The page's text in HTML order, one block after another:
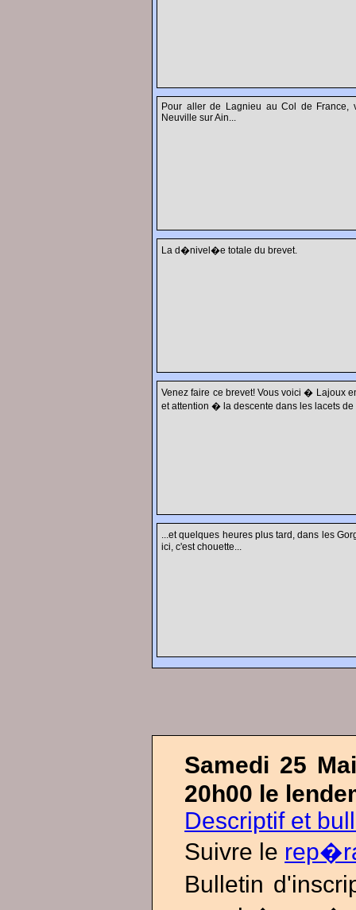
Pour aller de Lagnieu au Col de France,
Neuville sur Ain...
La d�nivel�e totale du brevet.
Venez faire ce brevet! Vous voici � Lajoux
et attention � la descente dans les lacets de
...et quelques heures plus tard, dans les
ici, c'est chouette...
Samedi 25
20h00 le
Descriptif et
Suivre le
Bulletin